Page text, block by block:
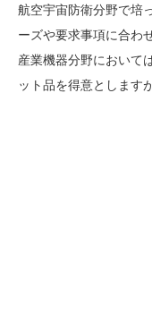
航空宇宙防衛分野で培
ーズや要求事項に合わ
産業機器分野において
ット品を得意とします